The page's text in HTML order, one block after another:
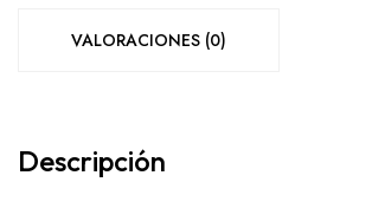
VALORACIONES (0)
Descripción